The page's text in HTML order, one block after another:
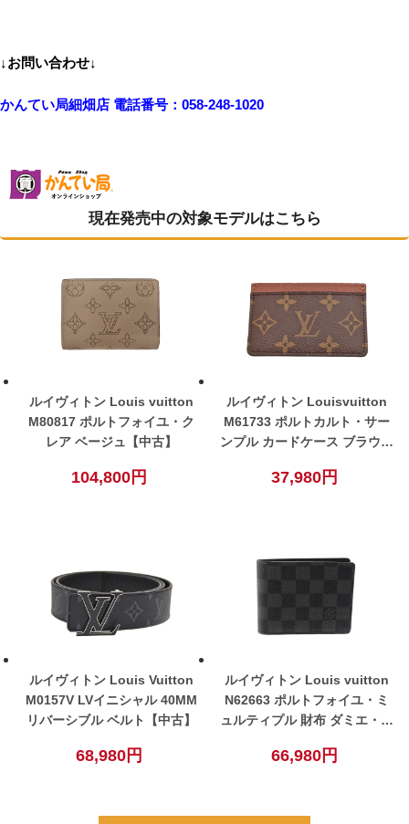
↓お問い合わせ↓
かんてい局細畑店 電話番号：058-248-1020
現在発売中の対象モデルはこちら
ルイヴィトン Louis vuitton
M80817 ポルトフォイユ・ク
レア ベージュ【中古】
104,800円
ルイヴィトン Louisvuitton
M61733 ポルトカルト・サー
ンプル カードケース ブラウン
ス【中古】
37,980円
ルイヴィトン Louis Vuitton
M0157V LVイニシャル 40MM
リバーシブル ベルト【中古】
68,980円
ルイヴィトン Louis vuitton
N62663 ポルトフォイユ・ミ
ュルティプル 財布 ダミエ・グ
【中古】
66,980円